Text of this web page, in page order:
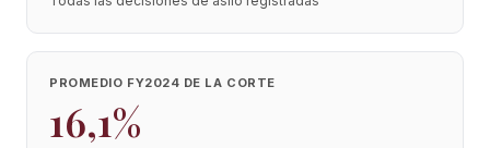
PROMEDIO FY2024 DE LA CORTE
16,1%